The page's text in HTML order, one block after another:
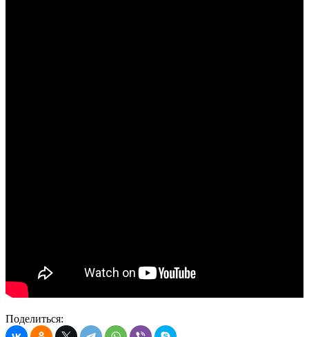
Поделиться: